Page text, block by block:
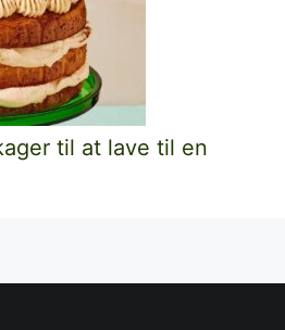
til at lave til en